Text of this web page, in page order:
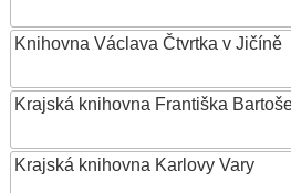
Knihovna Václava Čtvrtka v Jičíně
Krajská knihovna Františka
Krajská knihovna Karlovy Vary